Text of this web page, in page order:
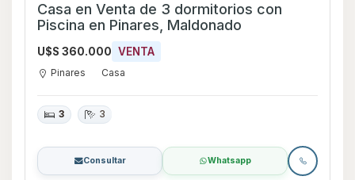
Casa en Venta de 3 dormitorios con
Piscina en Pinares, Maldonado
U$S 360.000 VENTA
Pinares Casa
3 3
Consultar Whatsapp